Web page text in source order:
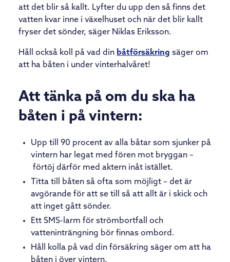
att det blir så kallt. Lyfter du upp den så finns det
vatten kvar inne i växelhuset och när det blir kallt
fryser det sönder, säger Niklas Eriksson.
Håll också koll på vad din båtförsäkring säger om
att ha båten i under vinterhalvåret!
Att tänka på om du ska ha
båten i på vintern:
Upp till 90 procent av alla båtar som sjunker på
vintern har legat med fören mot bryggan –
förtöj därför med aktern inåt istället.
Titta till båten så ofta som möjligt – det är
avgörande för att se till så att allt är i skick och
att inget gått sönder.
Ett SMS-larm för strömbortfall och
vatteninträngning bör finnas ombord.
Håll kolla på vad din försäkring säger om att ha
båten i över vintern.